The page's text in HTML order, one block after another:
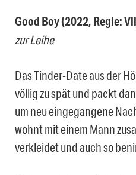
Good Boy (2022, Regie:
zur Leihe
Das Tinder-Date aus der
völlig zu spät und packt
um neu eingegangene
wohnt mit einem Mann
verkleidet und auch so